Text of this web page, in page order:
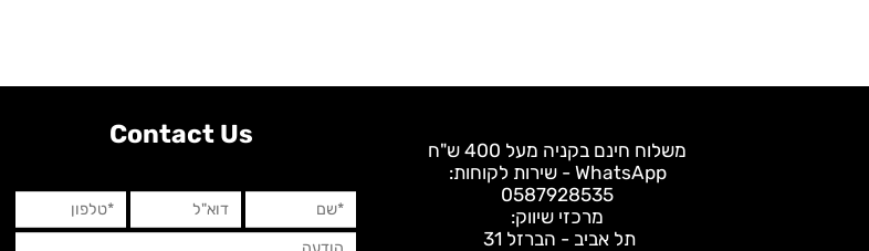
משלוח חינם בקניה מעל 400 ש"ח
Contact Us